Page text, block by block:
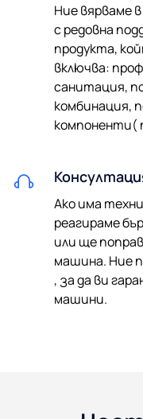
Ние вярваме
с редовна
продукта,
включва:
санитация,
комбинация,
компоненти(
Ако има
реагираме
или ще
машина. Ние
, за да ви
машини.